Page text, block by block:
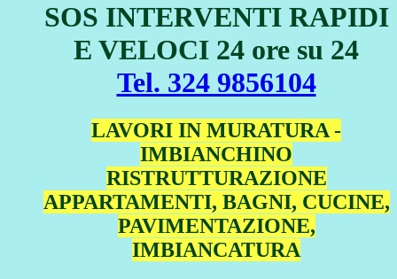
SOS INTERVENTI RAPIDI
E VELOCI 24 ore su 24
Tel. 324 9856104
LAVORI IN MURATURA -
IMBIANCHINO
RISTRUTTURAZIONE
APPARTAMENTI, BAGNI, CUCINE,
PAVIMENTAZIONE,
IMBIANCATURA